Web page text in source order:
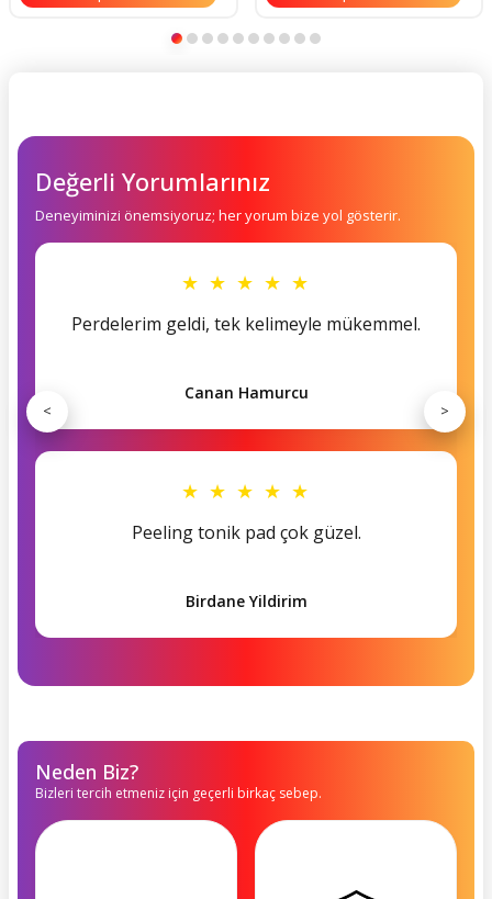
Değerli Yorumlarınız
Deneyiminizi önemsiyoruz; her yorum bize yol gösterir.
★ ★ ★ ★ ★
Perdelerim geldi, tek kelimeyle mükemmel.
Canan Hamurcu
★ ★ ★ ★ ★
Peeling tonik pad çok güzel.
Birdane Yildirim
< >
Neden Biz?
Bizleri tercih etmeniz için geçerli birkaç sebep.